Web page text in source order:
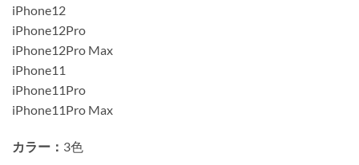
iPhone12
iPhone12Pro
iPhone12Pro Max
iPhone11
iPhone11Pro
iPhone11Pro Max
カラー： 3色